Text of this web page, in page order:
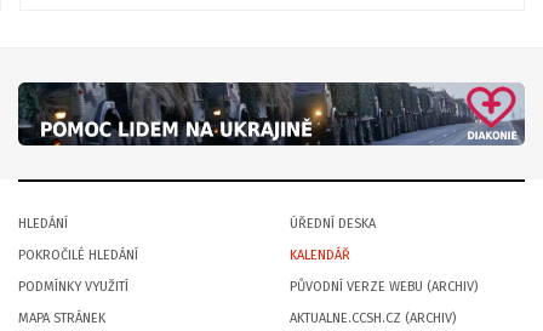
HLEDÁNÍ
POKROČILÉ HLEDÁNÍ
PODMÍNKY VYUŽITÍ
MAPA STRÁNEK
ÚŘEDNÍ DESKA
KALENDÁŘ
PŮVODNÍ VERZE WEBU (ARCHIV)
AKTUALNE.CCSH.CZ (ARCHIV)